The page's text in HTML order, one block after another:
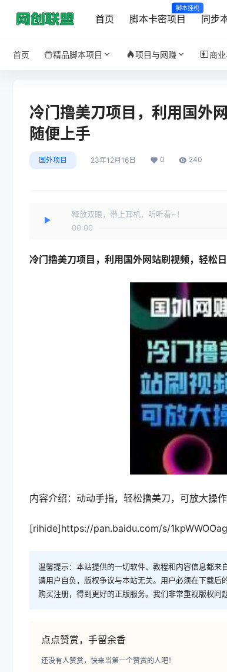
首页 脚本卡密项目
脚本挂机
同步
首页 精品脚本项目 项目与网赚 商
冷门撸美刀项目，利用国外
随便上手
国外项目 23年12月16日 0 240
释放双眼，带上耳机，听听看~！
00:00
冷门撸美刀项目 ，利用国外网站刷视频，轻松
内容介绍：动动手指，轻松撸美刀，可放大操
[rihide]https://pan.baidu.com/s/
温馨提示：本站提供的一切软件、教程和内容信息都
请用户自负，版权争议与本站无关。用户必须在下载后
购买注册，得到更好的正版服务。我们非常重视版权问
点点赞赏，手留余香
还没有人赞赏，快来当第一个赞赏的人吧！